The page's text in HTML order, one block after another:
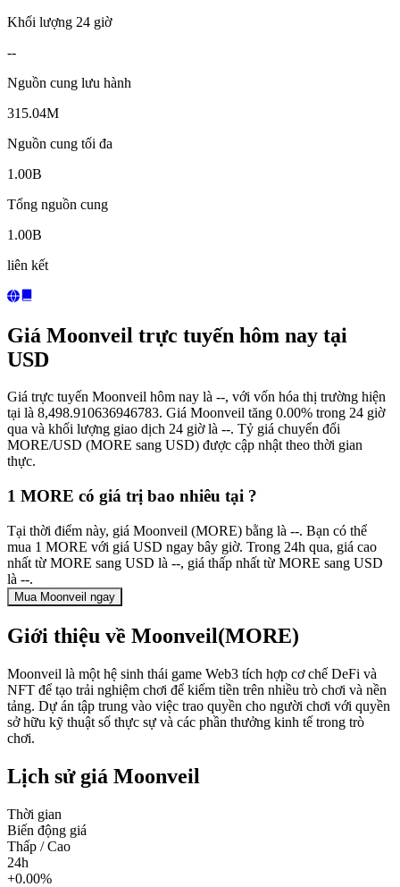
Khối lượng 24 giờ
--
Nguồn cung lưu hành
315.04M
Nguồn cung tối đa
1.00B
Tổng nguồn cung
1.00B
liên kết
Giá Moonveil trực tuyến hôm nay tại
USD
Giá trực tuyến Moonveil hôm nay là --, với vốn hóa thị trường hiện
tại là 8,498.910636946783. Giá Moonveil tăng 0.00% trong 24 giờ
qua và khối lượng giao dịch 24 giờ là --. Tỷ giá chuyển đổi
MORE/USD (MORE sang USD) được cập nhật theo thời gian
thực.
1 MORE có giá trị bao nhiêu tại ?
Tại thời điểm này, giá Moonveil (MORE) bằng là --. Bạn có thể
mua 1 MORE với giá USD ngay bây giờ. Trong 24h qua, giá cao
nhất từ MORE sang USD là --, giá thấp nhất từ MORE sang USD
là --.
Mua Moonveil ngay
Giới thiệu về Moonveil(MORE)
Moonveil là một hệ sinh thái game Web3 tích hợp cơ chế DeFi và
NFT để tạo trải nghiệm chơi để kiếm tiền trên nhiều trò chơi và nền
tảng. Dự án tập trung vào việc trao quyền cho người chơi với quyền
sở hữu kỹ thuật số thực sự và các phần thưởng kinh tế trong trò
chơi.
Lịch sử giá Moonveil
Thời gian
Biến động giá
Thấp / Cao
24h
+0.00%